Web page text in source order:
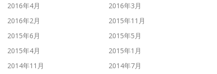
2016年4月
2016年3月
2016年2月
2015年11月
2015年6月
2015年5月
2015年4月
2015年1月
2014年11月
2014年7月